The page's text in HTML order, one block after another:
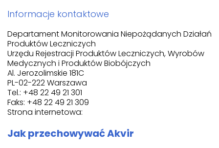
Informacje kontaktowe
Departament Monitorowania Niepożądanych Działań
Produktów Leczniczych
Urzędu Rejestracji Produktów Leczniczych, Wyrobów
Medycznych i Produktów Biobójczych
Al. Jerozolimskie 181C
PL-02-222 Warszawa
Tel.: +48 22 49 21 301
Faks: +48 22 49 21 309
Strona internetowa:
Jak przechowywać Akvir